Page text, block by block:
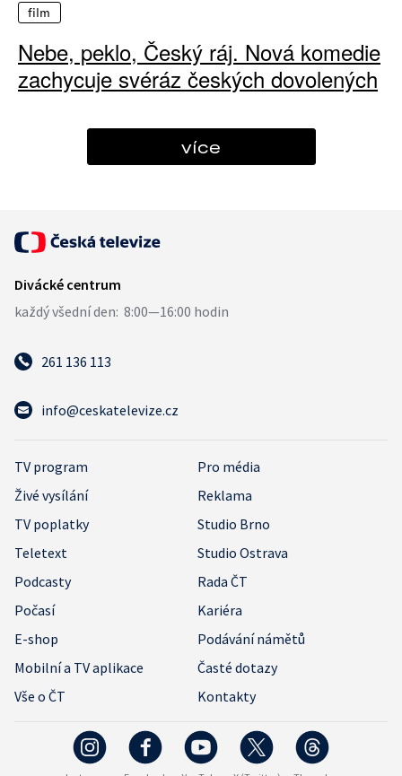
film
Nebe, peklo, Český ráj. Nová komedie
zachycuje svéráz českých dovolených
více
261 136 113
info@ceskatelevize.cz
TV program
Pro média
Živé vysílání
Reklama
TV poplatky
Studio Brno
Teletext
Studio Ostrava
Podcasty
Rada ČT
Počasí
Kariéra
E-shop
Podávání námětů
Mobilní a TV aplikace
Časté dotazy
Vše o ČT
Kontakty